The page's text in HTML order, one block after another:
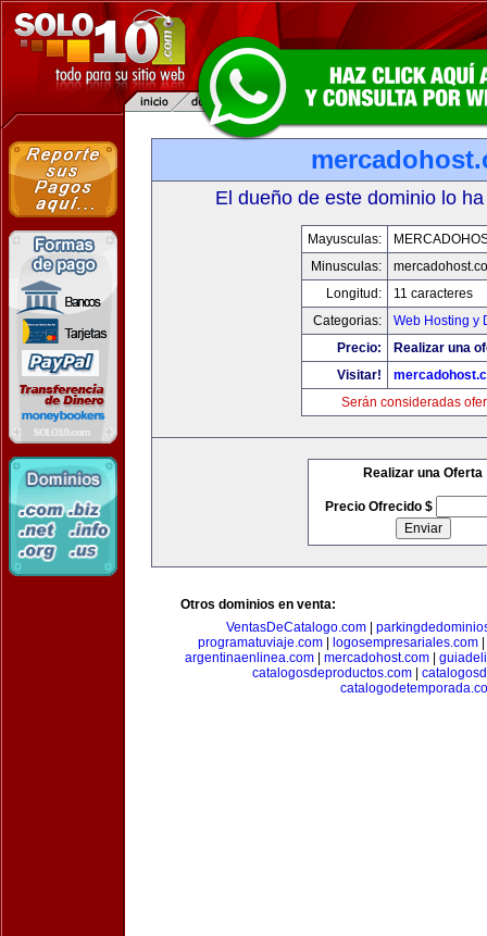
El dueño de este dominio lo
Mayusculas:
Minusculas:
Longitud:
11 caracteres
Categorias:
Web Hosting y
Precio:
Realizar una
Visitar!
Serán consideradas
Realizar una Oferta
Precio Ofrecido $
Otros dominios en venta:
VentasDeCatalogo.com|
programatuviaje.com| logosempresariales.com|
argentinaenlinea.com| mercadohost.com|
catalogosdeproductos.com